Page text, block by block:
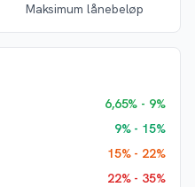
Maksimum lånebeløp
6,65% - 9%
9% - 15%
15% - 22%
22% - 35%